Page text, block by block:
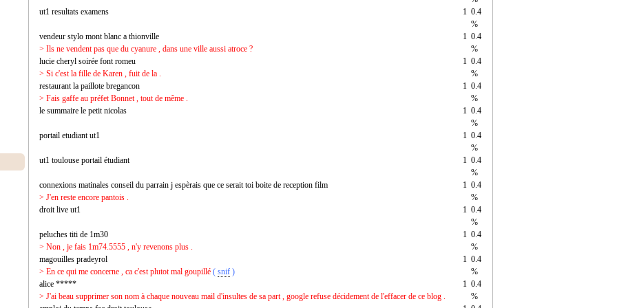
ut1 resultats examens
1 0.4
%
vendeur stylo mont blanc a thionville
> Ils ne vendent pas que du cyanure , dans une ville aussi atroce ?
1 0.4
%
lucie cheryl soirée font romeu
> Si c'est la fille de Karen , fuit de la .
1 0.4
%
restaurant la paillote bregancon
> Fais gaffe au préfet Bonnet , tout de même .
1 0.4
%
le summaire le petit nicolas
1 0.4
%
portail etudiant ut1
1 0.4
%
ut1 toulouse portail étudiant
1 0.4
%
connexions matinales conseil du parrain j espèrais que ce serait toi boite de reception film
> J'en reste encore pantois .
1 0.4
%
droit live ut1
1 0.4
%
peluches titi de 1m30
> Non , je fais 1m74.5555 , n'y revenons plus .
1 0.4
%
magouilles pradeyrol
> En ce qui me concerne , ca c'est plutot mal goupillé ( snif )
1 0.4
%
alice *****
> J'ai beau supprimer son nom à chaque nouveau mail d'insultes de sa part , google refuse décidement de l'effacer de ce blog .
1 0.4
%